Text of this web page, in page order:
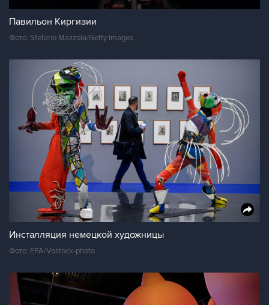
Павильон Киргизии
Фото: Stefano Mazzola/Getty Images
Инсталляция немецкой художницы
Фото: EPA/Vostock-photo